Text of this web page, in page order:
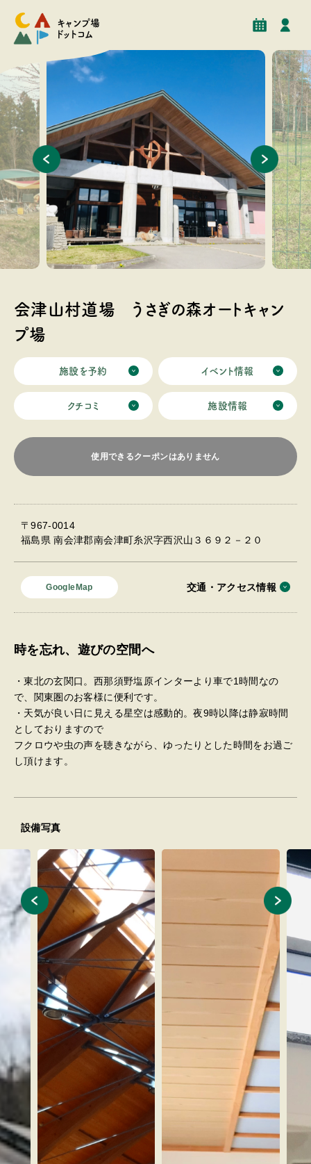
キャンプ場
ドットコム
予約 施設情報
会津山村道場 うさぎの森オートキャン
プ場
施設を予約 イベント情報
クチコミ 施設情報
使用できるクーポンはありません
〒967-0014
福島県 南会津郡南会津町糸沢字西沢山３６９２－２０
GoogleMap 交通・アクセス情報
時を忘れ、遊びの空間へ
・東北の玄関口。西那須野塩原インターより車で1時間なの
で、関東圏のお客様に便利です。
・天気が良い日に見える星空は感動的。夜9時以降は静寂時間
としておりますので
フクロウや虫の声を聴きながら、ゆったりとした時間をお過ご
し頂けます。
設備写真